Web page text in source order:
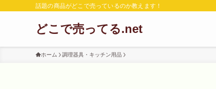
話題の商品がどこで売っているのか教えます！
どこで売ってる.net
ホーム 調理器具・キッチン用品